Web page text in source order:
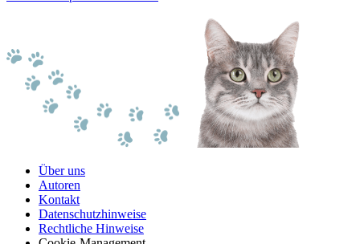
Über uns
Autoren
Kontakt
Datenschutzhinweise
Rechtliche Hinweise